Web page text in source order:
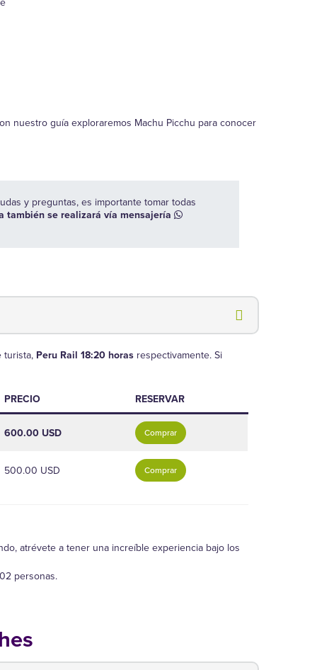
nuestro guía exploraremos Machu Picchu para conocer
y preguntas, es importante tomar todas
también se realizará vía mensajería
Peru Rail 18:20 horas respectivamente. Si
PRECIO RESERVAR
600.00 USD Comprar
500.00 USD Comprar
atrévete a tener una increíble experiencia bajo los
personas.